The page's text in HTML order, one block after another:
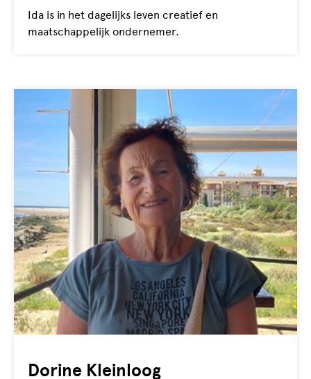
Ida is in het dagelijks leven creatief en
maatschappelijk ondernemer.
Dorine Kleinloog